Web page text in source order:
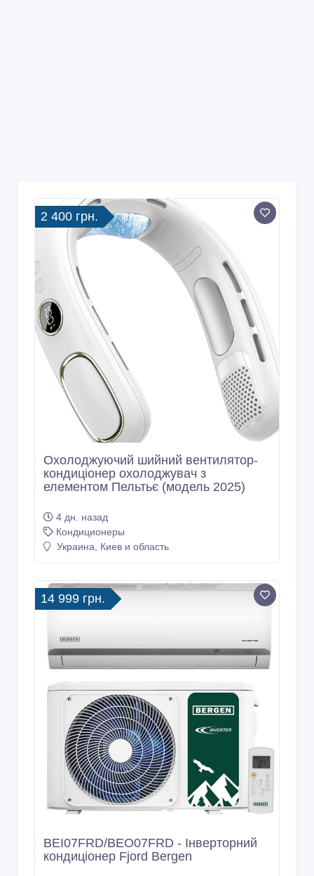
2 400 грн.
Охолоджуючий шийний вентилятор-
кондиціонер охолоджувач з
елементом Пельтьє (модель 2025)
4 дн. назад
Кондиционеры
Украина, Киев и область
14 999 грн.
BEI07FRD/BEO07FRD - Інверторний
кондиціонер Fjord Bergen